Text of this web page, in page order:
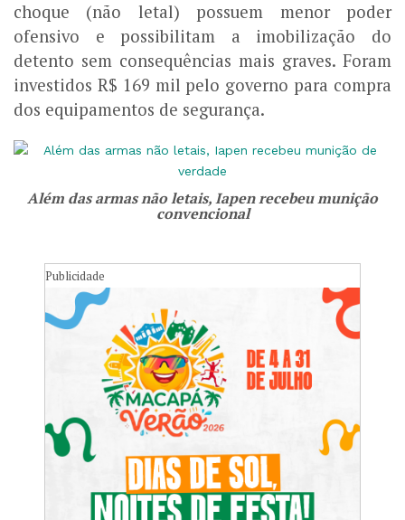
choque (não letal) possuem menor poder
ofensivo e possibilitam a imobilização do
detento sem consequências mais graves. Foram
investidos R$ 169 mil pelo governo para compra
dos equipamentos de segurança.
Além das armas não letais, Iapen recebeu munição
convencional
Publicidade